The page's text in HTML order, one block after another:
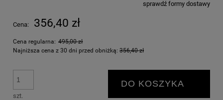
Cena nie zawiera ewentualnych kosztów płatnościsprawdź formy dostawy
Cena: 356,40 zł
Cena regularna: 495,00 zł
Najniższa cena z 30 dni przed obniżką: 356,40 zł
szt.
DO KOSZYKA